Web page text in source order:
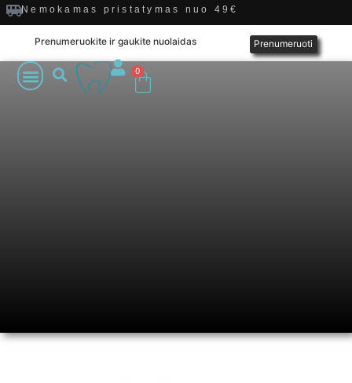
Nemokamas pristatymas nuo 49€
Prenumeruokite ir gaukite nuolaidas Prenumeruoti
0